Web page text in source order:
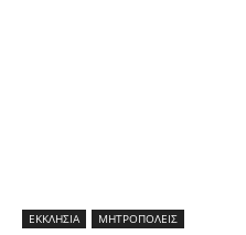
ΕΚΚΛΗΣΙΑ ΜΗΤΡΟΠΟΛΕΙΣ